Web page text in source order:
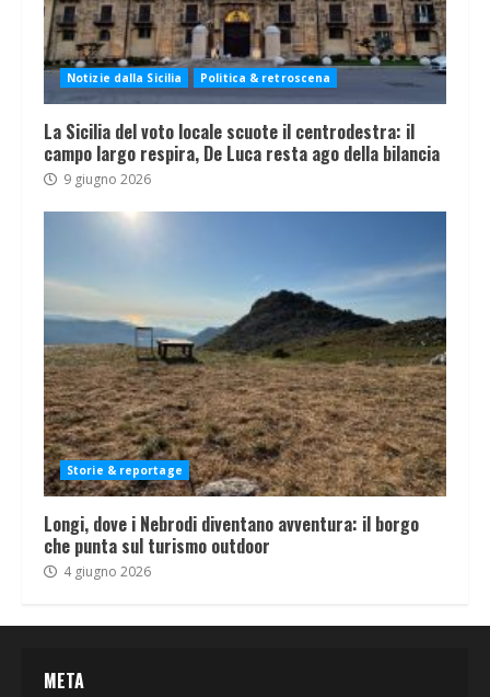
Notizie dalla Sicilia Politica & retroscena
La Sicilia del voto locale scuote il centrodestra: il
campo largo respira, De Luca resta ago della bilancia
9 giugno 2026
Storie & reportage
Longi, dove i Nebrodi diventano avventura: il borgo
che punta sul turismo outdoor
4 giugno 2026
META